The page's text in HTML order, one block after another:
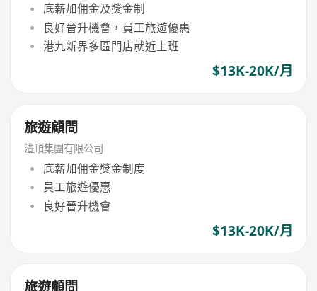
底薪加佣金及獎金制
良好晉升機會，員工旅遊優惠
港九新界多區門店就近上班
$13K-20K/月
旅遊顧問
澧順集團有限公司
底薪加佣金獎金制度
員工旅遊優惠
良好晉升機會
$13K-20K/月
旅遊顧問